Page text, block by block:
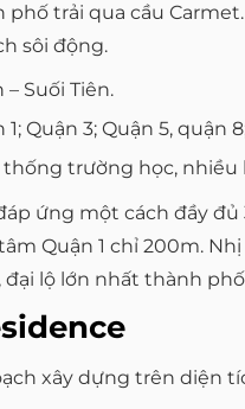
trải qua cầu
sôi động.
Suối Tiên.
3; Quận 5, quận 8;
trường học, nhiều
ứng một cách đầy
Quận 1 chỉ 200m.
đại lộ lớn nhất thành
xây dựng trên diện